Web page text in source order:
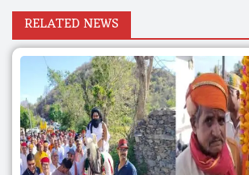
RELATED NEWS